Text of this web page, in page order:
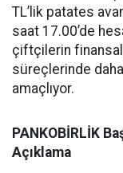
TL’lik patates
saat 17.00’de
çiftçilerin
süreçlerinde
amaçlıyor.
PANKOBİRLİK
Açıklama